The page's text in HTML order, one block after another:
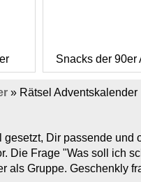
Snacks der 90er
» Rätsel Adventskalender
Dir passende
Die Frage "Was soll ich
als Gruppe. Geschenkly